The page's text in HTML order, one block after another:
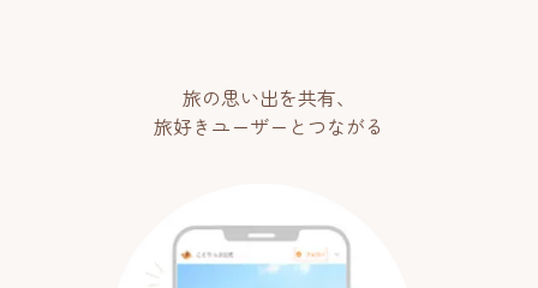
旅の思い出を共有、
旅好きユーザーとつながる